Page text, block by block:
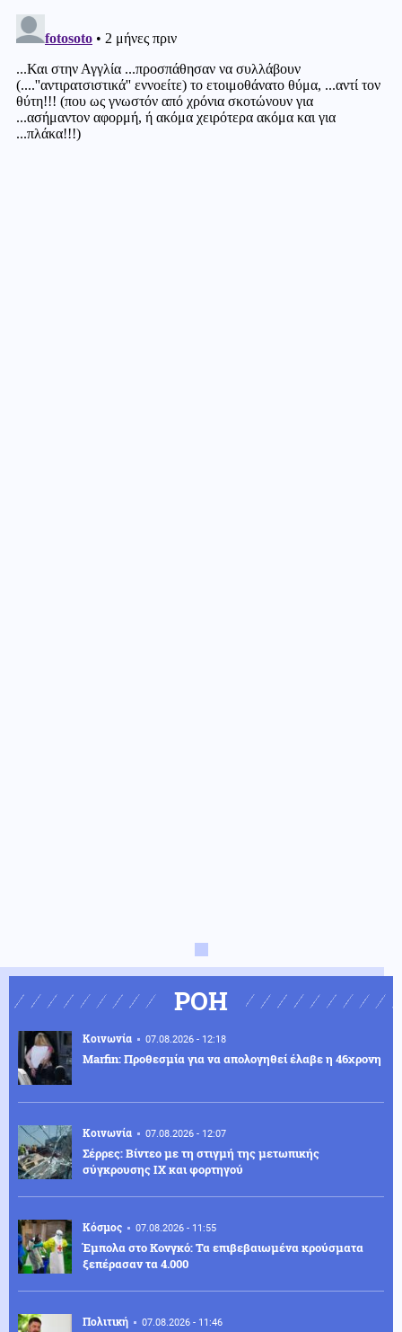
ΡΟΗ
Κοινωνία 07.08.2026 - 12:18
Marfin: Προθεσμία για να απολογηθεί έλαβε η 46χρονη
Κοινωνία 07.08.2026 - 12:07
Σέρρες: Βίντεο με τη στιγμή της μετωπικής
σύγκρουσης ΙΧ και φορτηγού
Κόσμος 07.08.2026 - 11:55
Έμπολα στο Κονγκό: Τα επιβεβαιωμένα κρούσματα
ξεπέρασαν τα 4.000
Πολιτική 07.08.2026 - 11:46